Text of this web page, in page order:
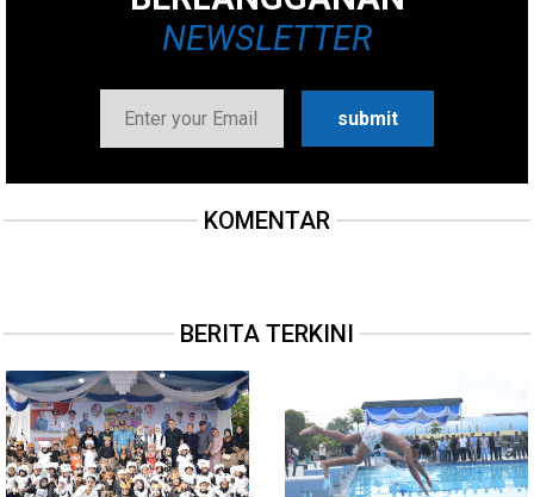
NEWSLETTER
KOMENTAR
BERITA TERKINI